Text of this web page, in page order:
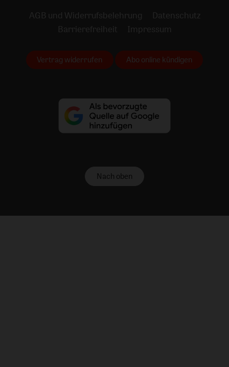
AGB und Widerrufsbelehrung
Datenschutz
Barrierefreiheit
Impressum
Vertrag widerrufen Abo online kündigen
Nach oben